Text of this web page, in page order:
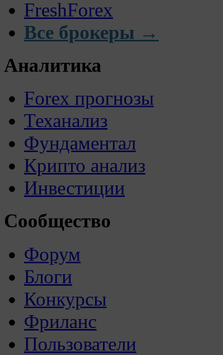
FreshForex
Все брокеры →
Аналитика
Forex прогнозы
Теханализ
Фундаментал
Крипто анализ
Инвестиции
Сообщество
Форум
Блоги
Конкурсы
Фриланс
Пользователи